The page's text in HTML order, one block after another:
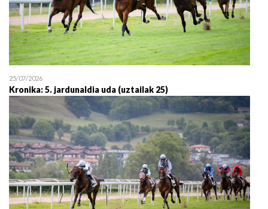
25/07/2026
Kronika: 5. jardunaldia uda (uztailak 25)